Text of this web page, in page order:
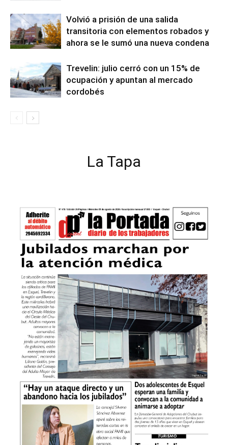
Volvió a prisión de una salida
transitoria con elementos robados y
ahora se le sumó una nueva condena
Trevelin: julio cerró con un 15% de
ocupación y apuntan al mercado
cordobés
La Tapa